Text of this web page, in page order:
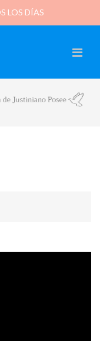
LOS DÍAS